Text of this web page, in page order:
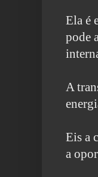
Ela é
pode
A
Eis a
a